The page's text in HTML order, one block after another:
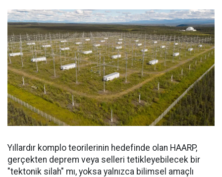
Yıllardır komplo teorilerinin hedefinde olan HAARP,
gerçekten deprem veya selleri tetikleyebilecek bir
"tektonik silah" mı, yoksa yalnızca bilimsel amaçlı